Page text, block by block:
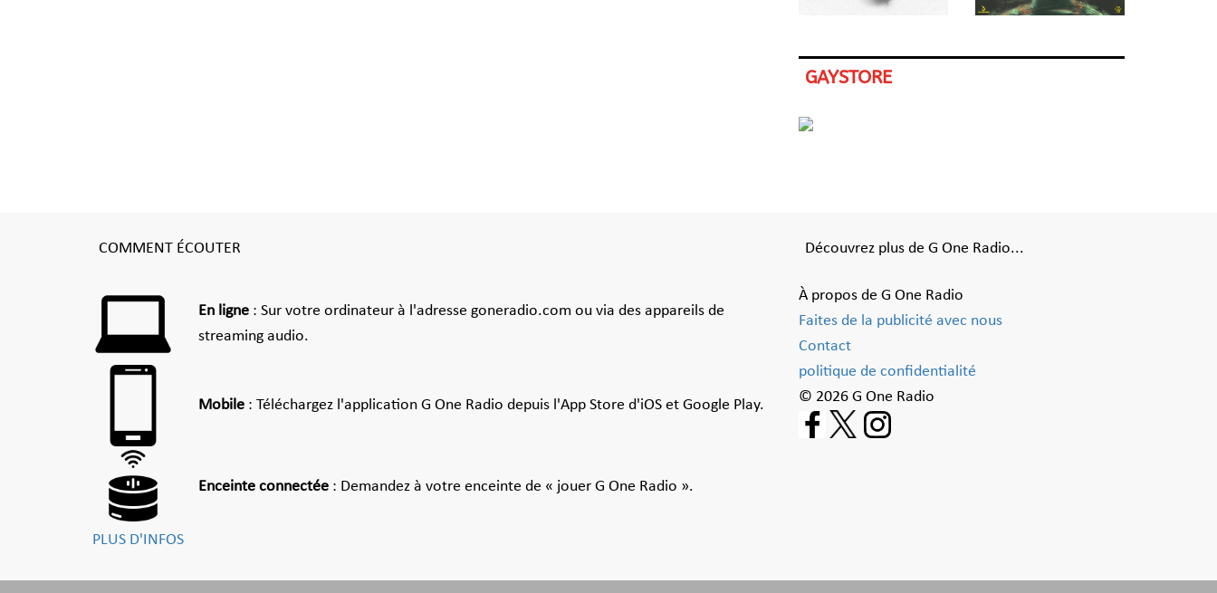
GAYSTORE
COMMENT ÉCOUTER
En ligne : Sur votre ordinateur à l'adresse goneradio.com ou via des appareils de
streaming audio.
Mobile : Téléchargez l'application G One Radio depuis l'App Store d'iOS et Google Play.
Enceinte connectée : Demandez à votre enceinte de « jouer G One Radio ».
PLUS D'INFOS
Découvrez plus de G One Radio...
À propos de G One Radio
Faites de la publicité avec nous
Contact
politique de confidentialité
© 2026 G One Radio